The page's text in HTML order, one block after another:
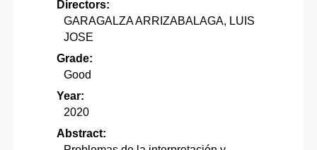
Directors:
GARAGALZA ARRIZABALAGA, LUIS
JOSE
Grade:
Good
Year:
2020
Abstract: